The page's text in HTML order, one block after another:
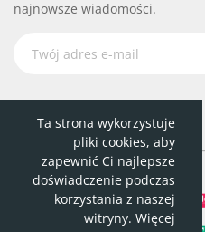
najnowsze wiadomości.
Ta strona wykorzystuje
pliki cookies, aby
zapewnić Ci najlepsze
doświadczenie podczas
korzystania z naszej
witryny. Więcej